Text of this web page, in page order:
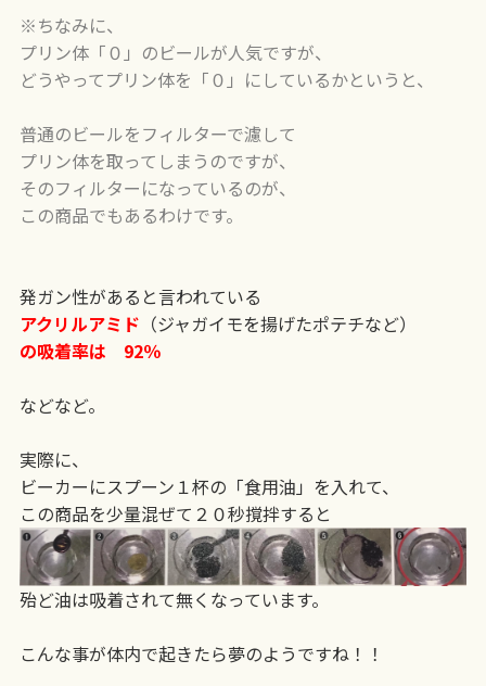
※ちなみに、
プリン体「０」のビールが人気ですが、
どうやってプリン体を「０」にしているかというと、
普通のビールをフィルターで濾して
プリン体を取ってしまうのですが、
そのフィルターになっているのが、
この商品でもあるわけです。
発ガン性があると言われている
アクリルアミド （ジャガイモを揚げたポテチなど）
の吸着率は 92％
などなど。
実際に、
ビーカーにスプーン１杯の「食用油」を入れて、
この商品を少量混ぜて２０秒撹拌すると
殆ど油は吸着されて無くなっています。
こんな事が体内で起きたら夢のようですね！！